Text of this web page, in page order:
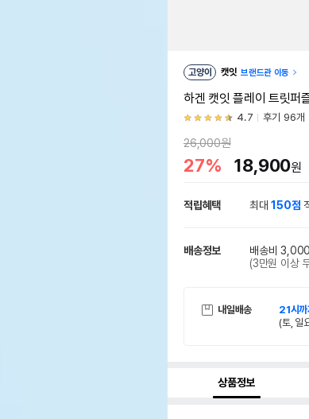
고양이 캣잇 브랜드관 이동
하겐 캣잇 플레이 트릿퍼
4.7 후기 96개
26,000원
27% 18,900원
적립혜택 최대150점
배송정보 배송비
(3만원 이상
내일배송 21시까
(토, 일
상품정보